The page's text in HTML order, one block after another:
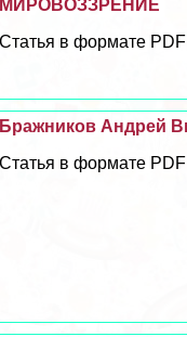
МИРОВОЗЗРЕНИЕ
Статья в формате PDF
Бражников Андрей
Статья в формате